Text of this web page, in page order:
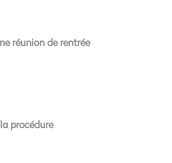
réunion de rentrée
procédure